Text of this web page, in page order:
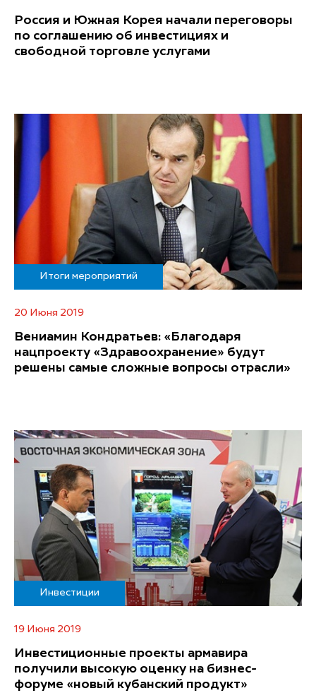
Россия и Южная Корея начали переговоры
по соглашению об инвестициях и
свободной торговле услугами
Итоги мероприятий
20 Июня 2019
Вениамин Кондратьев: «Благодаря
нацпроекту «Здравоохранение» будут
решены самые сложные вопросы отрасли»
Инвестиции
19 Июня 2019
Инвестиционные проекты армавира
получили высокую оценку на бизнес-
форуме «новый кубанский продукт»